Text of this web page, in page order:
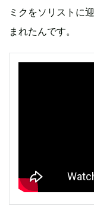
ミクをソリストに
まれたんです。